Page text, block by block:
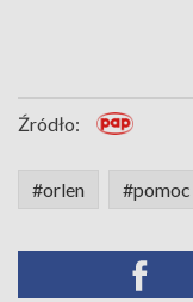
Źródło:
#orlen #pomoc